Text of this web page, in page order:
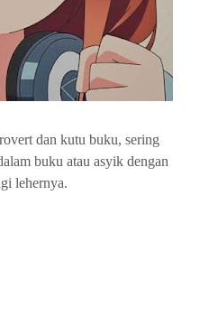
dan kutu buku, sering
buku atau asyik dengan
lehernya.